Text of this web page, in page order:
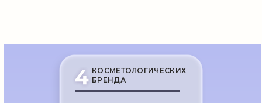
КОСМЕТОЛОГИЧЕСКИХ
БРЕНДА